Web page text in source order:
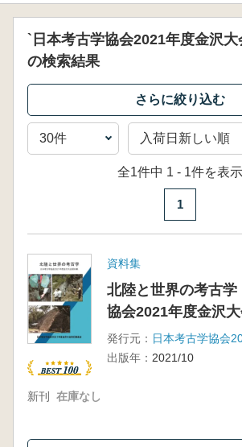
`日本考古学協会2021年度金沢
の検索結果
全1件中 1 - 1件を表示
1
資料集
北陸と世界の考古
協会2021年度金沢
発行元：
出版年： 2021/10
新刊 在庫なし